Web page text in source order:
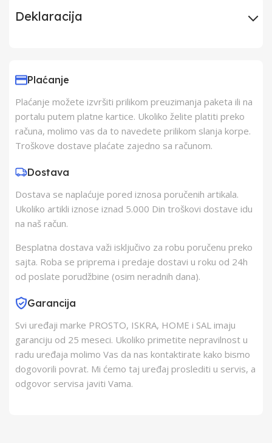
Deklaracija
Proizvođač
Schukat Electronic
gmbh
Zemlja Uvoza Kina
Plaćanje
Plaćanje možete izvršiti prilikom preuzimanja paketa ili na
portalu putem platne kartice. Ukoliko želite platiti preko
računa, molimo vas da to navedete prilikom slanja korpe.
Troškove dostave plaćate zajedno sa računom.
Dostava
Dostava se naplaćuje pored iznosa poručenih artikala.
Ukoliko artikli iznose iznad 5.000 Din troškovi dostave idu
na naš račun.
Besplatna dostava važi isključivo za robu poručenu preko
sajta. Roba se priprema i predaje dostavi u roku od 24h
od poslate porudžbine (osim neradnih dana).
Garancija
Svi uređaji marke PROSTO, ISKRA, HOME i SAL imaju
garanciju od 25 meseci. Ukoliko primetite nepravilnost u
radu uređaja molimo Vas da nas kontaktirate kako bismo
dogovorili povrat. Mi ćemo taj uređaj proslediti u servis, a
odgovor servisa javiti Vama.